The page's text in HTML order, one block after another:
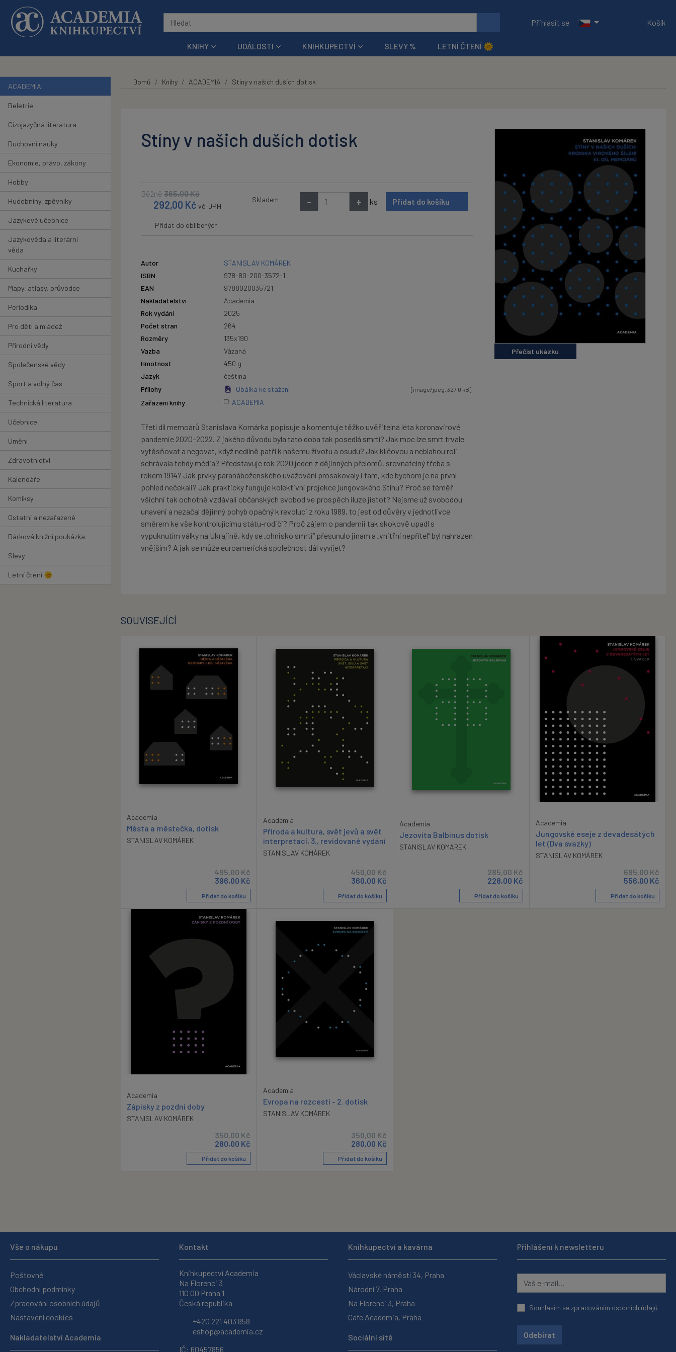
Přeskočit na hlavní obsah
Přihlásit se
Košík
KNIHY UDÁLOSTI KNIHKUPECTVÍ SLEVY % LETNÍ ČTENÍ 🌞
ACADEMIA
Beletrie
Cizojazyčná literatura
Duchovní nauky
Ekonomie, právo, zákony
Hobby
Hudebniny, zpěvníky
Jazykové učebnice
Jazykověda a literární
věda
Kuchařky
Mapy, atlasy, průvodce
Periodika
Pro děti a mládež
Přírodní vědy
Společenské vědy
Sport a volný čas
Technická literatura
Učebnice
Umění
Zdravotnictví
Kalendáře
Komiksy
Ostatní a nezařazené
Dárková knižní poukázka
Slevy
Letní čtení 🌞
Domů Knihy ACADEMIA Stíny v našich duších dotisk
Stíny v našich duších dotisk
Běžně 365,00Kč
292,00 Kč vč. DPH
Skladem - + ks Přidat do košíku
Přidat do oblíbených
Autor
STANISLAV KOMÁREK
ISBN
978-80-200-3572-1
EAN
9788020035721
Nakladatelství
Academia
Rok vydání
2025
Počet stran
264
Rozměry
135x190
Vazba
Vázaná
Hmotnost
450 g
Jazyk
čeština
Přílohy
Obálka ke stažení [image/jpeg, 327,0 kB]
Zařazení knihy ACADEMIA
Třetí díl memoárů Stanislava Komárka popisuje a komentuje těžko uvěřitelná léta koronavirové
pandemie 2020–2022. Z jakého důvodu byla tato doba tak posedlá smrtí? Jak moc lze smrt trvale
vytěsňovat a negovat, když nedílně patří k našemu životu a osudu? Jak klíčovou a neblahou roli
sehrávala tehdy média? Představuje rok 2020 jeden z dějinných přelomů, srovnatelný třeba s
rokem 1914? Jak prvky paranáboženského uvažování prosakovaly i tam, kde bychom je na první
pohled nečekali? Jak prakticky funguje kolektivní projekce jungovského Stínu? Proč se téměř
všichni tak ochotně vzdávali občanských svobod ve prospěch iluze jistot? Nejsme už svobodou
unaveni a nezačal dějinný pohyb opačný k revoluci z roku 1989, to jest od důvěry v jednotlivce
směrem ke vše kontrolujícímu státu-rodiči? Proč zájem o pandemii tak skokově upadl s
vypuknutím války na Ukrajině, kdy se „ohnisko smrti“ přesunulo jinam a „vnitřní nepřítel“ byl nahrazen
vnějším? A jak se může euroamerická společnost dál vyvíjet?
Přečíst ukázku
SOUVISEJÍCÍ
Academia
Města a městečka, dotisk
STANISLAV KOMÁREK
495,00Kč
396,00 Kč
Přidat do košíku
Academia
Příroda a kultura, svět jevů a svět
interpretací, 3., revidované vydání
STANISLAV KOMÁREK
450,00Kč
360,00 Kč
Přidat do košíku
Academia
Jezovita Balbinus dotisk
STANISLAV KOMÁREK
285,00Kč
228,00 Kč
Přidat do košíku
Academia
Jungovské eseje z devadesátých
let (Dva svazky)
STANISLAV KOMÁREK
695,00Kč
556,00 Kč
Přidat do košíku
Academia
Zápisky z pozdní doby
STANISLAV KOMÁREK
350,00Kč
280,00 Kč
Přidat do košíku
Academia
Evropa na rozcestí - 2. dotisk
STANISLAV KOMÁREK
350,00Kč
280,00 Kč
Přidat do košíku
Vše o nákupu
Poštovné
Obchodní podmínky
Zpracování osobních údajů
Nastavení cookies
Nakladatelství Academia
Kontakt
Knihkupectví Academia
Na Florenci 3
110 00 Praha 1
Česká republika
+420 221 403 858
eshop@academia.cz
IČ: 60457856
Knihkupectví a kavárna
Václavské náměstí 34, Praha
Národní 7, Praha
Na Florenci 3, Praha
Cafe Academia, Praha
Sociální sítě
Přihlášení k newsletteru
Souhlasím sezpracováním osobních údajů
Odebírat